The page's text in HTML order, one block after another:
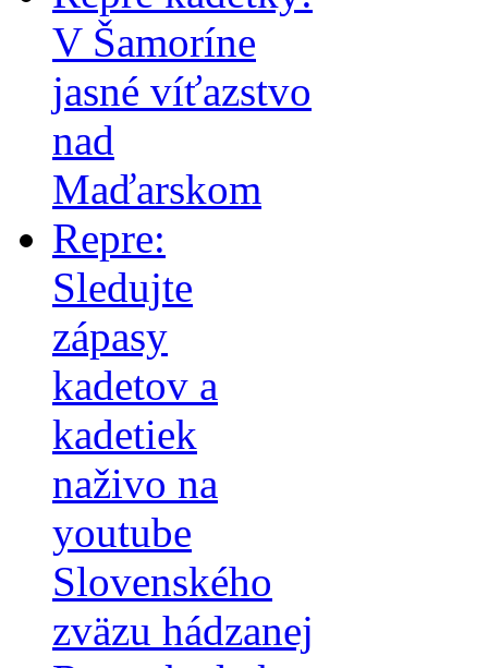
V Šamoríne
jasné víťazstvo
nad
Maďarskom
Repre:
Sledujte
zápasy
kadetov a
kadetiek
naživo na
youtube
Slovenského
zväzu hádzanej